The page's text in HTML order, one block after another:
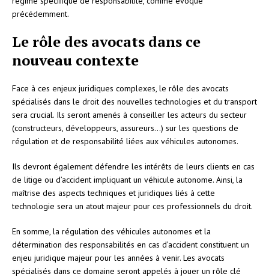
précédemment.
Le rôle des avocats dans ce
nouveau contexte
Face à ces enjeux juridiques complexes, le rôle des avocats
spécialisés dans le droit des nouvelles technologies et du transport
sera crucial. Ils seront amenés à conseiller les acteurs du secteur
(constructeurs, développeurs, assureurs…) sur les questions de
régulation et de responsabilité liées aux véhicules autonomes.
Ils devront également défendre les intérêts de leurs clients en cas
de litige ou d’accident impliquant un véhicule autonome. Ainsi, la
maîtrise des aspects techniques et juridiques liés à cette
technologie sera un atout majeur pour ces professionnels du droit.
En somme, la régulation des véhicules autonomes et la
détermination des responsabilités en cas d’accident constituent un
enjeu juridique majeur pour les années à venir. Les avocats
spécialisés dans ce domaine seront appelés à jouer un rôle clé